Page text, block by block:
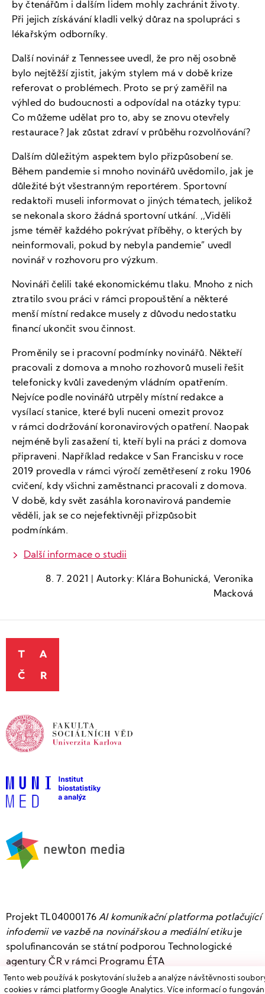
by čtenářům i dalším lidem mohly zachránit životy.
Při jejich získávání kladli velký důraz na spolupráci s
lékařským odborníky.
Další novinář z Tennessee uvedl, že pro něj osobně
bylo nejtěžší zjistit, jakým stylem má v době krize
referovat o problémech. Proto se prý zaměřil na
výhled do budoucnosti a odpovídal na otázky typu:
Co můžeme udělat pro to, aby se znovu otevřely
restaurace? Jak zůstat zdraví v průběhu rozvolňování?
Dalším důležitým aspektem bylo přizpůsobení se.
Během pandemie si mnoho novinářů uvědomilo, jak je
důležité být všestranným reportérem. Sportovní
redaktoři museli informovat o jiných tématech, jelikož
se nekonala skoro žádná sportovní utkání. ,,Viděli
jsme téměř každého pokrývat příběhy, o kterých by
neinformovali, pokud by nebyla pandemie” uvedl
novinář v rozhovoru pro výzkum.
Novináři čelili také ekonomickému tlaku. Mnoho z nich
ztratilo svou práci v rámci propouštění a některé
menší místní redakce musely z důvodu nedostatku
financí ukončit svou činnost.
Proměnily se i pracovní podmínky novinářů. Někteří
pracovali z domova a mnoho rozhovorů museli řešit
telefonicky kvůli zavedeným vládním opatřením.
Nejvíce podle novinářů utrpěly místní redakce a
vysílací stanice, které byli nuceni omezit provoz
v rámci dodržování koronavirových opatření. Naopak
nejméně byli zasažení ti, kteří byli na práci z domova
připraveni. Například redakce v San Francisku v roce
2019 provedla v rámci výročí zemětřesení z roku 1906
cvičení, kdy všichni zaměstnanci pracovali z domova.
V době, kdy svět zasáhla koronavirová pandemie
věděli, jak se co nejefektivněji přizpůsobit
podmínkám.
Další informace o studii
8. 7. 2021 | Autorky: Klára Bohunická, Veronika
Macková
Projekt TL04000176AI komunikační platforma potlačující
infodemii ve vazbě na novinářskou a mediální etikuje
spolufinancován se státní podporou Technologické
agentury ČR v rámci Programu ÉTA
Tento web používá k poskytování služeb a analýze návštěvnosti
cookies v rámci platformy Google Analytics. Více informací o